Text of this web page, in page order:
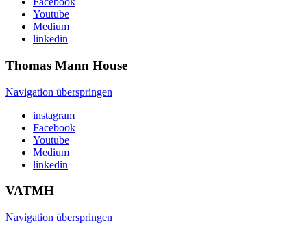
Youtube
Medium
linkedin
Thomas Mann House
Navigation überspringen
instagram
Facebook
Youtube
Medium
linkedin
VATMH
Navigation überspringen